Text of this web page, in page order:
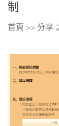
制
首頁 >> 分享